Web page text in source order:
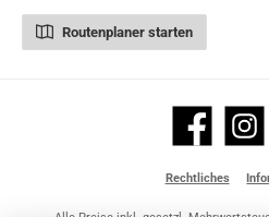
Routenplaner starten
Facebook Instagram
Rechtliches